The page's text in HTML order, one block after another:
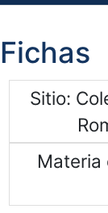
Fichas
Sitio
Materia